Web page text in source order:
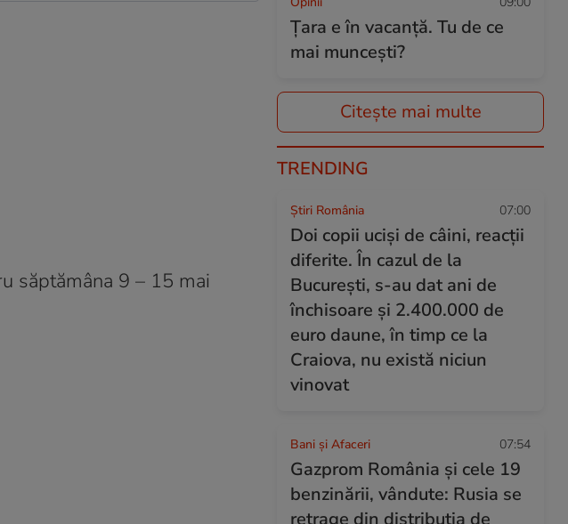
săptămâna 9 – 15 mai
Țara e în vacanță. Tu de ce
mai muncești?
Citește mai multe
TRENDING
Știri România 07:00
Doi copii ucişi de câini, reacţii
diferite. În cazul de la
Bucureşti, s-au dat ani de
închisoare şi 2.400.000 de
euro daune, în timp ce la
Craiova, nu există niciun
vinovat
Bani și Afaceri 07:54
Gazprom România și cele 19
benzinării, vândute: Rusia se
retrage din distribuția de